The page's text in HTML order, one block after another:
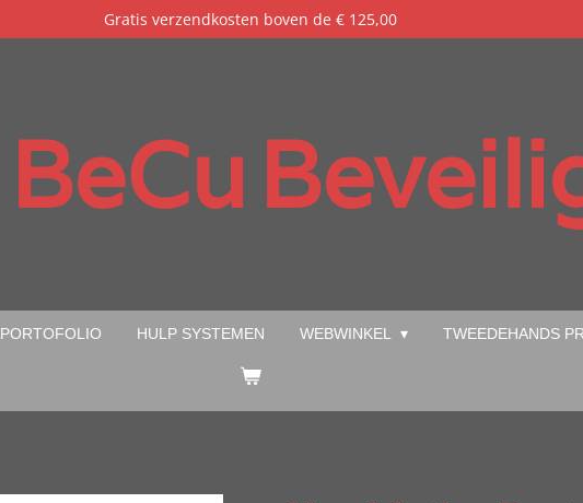
Gratis verzendkosten boven de € 125,00
BeCu
PORTOFOLIO HULP SYSTEMEN WEBWINKEL TWEEDEHANDS